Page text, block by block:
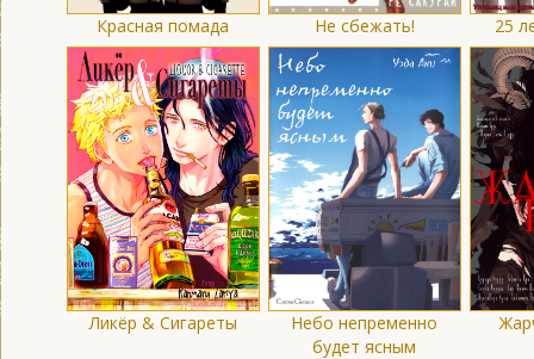
Красная помада Не сбежать! 25
Ликёр & Сигареты
Небо непременно
будет ясным